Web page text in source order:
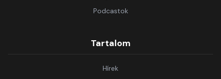
Podcastok
Tartalom
Hírek